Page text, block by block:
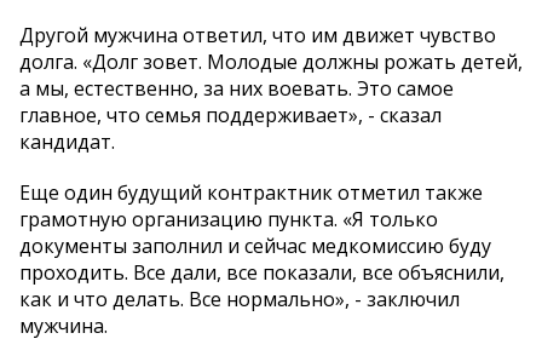
Другой мужчина ответил, что им движет чувство
долга. «Долг зовет. Молодые должны рожать детей,
а мы, естественно, за них воевать. Это самое
главное, что семья поддерживает», - сказал
кандидат.
Еще один будущий контрактник отметил также
грамотную организацию пункта. «Я только
документы заполнил и сейчас медкомиссию буду
проходить. Все дали, все показали, все объяснили,
как и что делать. Все нормально», - заключил
мужчина.